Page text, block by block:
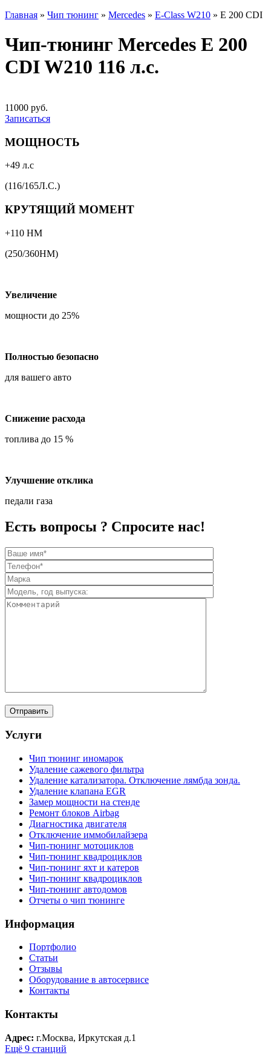
Главная » Чип тюнинг » Mercedes » E-Class W210 » E 200 CDI
Чип-тюнинг Mercedes E 200
CDI W210 116 л.с.
11000 руб.
Записаться
МОЩНОСТЬ
+49 л.с
(116/165Л.С.)
КРУТЯЩИЙ МОМЕНТ
+110 НМ
(250/360НМ)
Увеличение
мощности до 25%
Полностью безопасно
для вашего авто
Снижение расхода
топлива до 15 %
Улучшение отклика
педали газа
Есть вопросы ? Спросите нас!
Услуги
Чип тюнинг иномарок
Удаление сажевого фильтра
Удаление катализатора. Отключение лямбда зонда.
Удаление клапана EGR
Замер мощности на стенде
Ремонт блоков Airbag
Диагностика двигателя
Отключение иммобилайзера
Чип-тюнинг мотоциклов
Чип-тюнинг квадроциклов
Чип-тюнинг яхт и катеров
Чип-тюнинг квадроциклов
Чип-тюнинг автодомов
Отчеты о чип тюнинге
Информация
Портфолио
Статьи
Отзывы
Оборудование в автосервисе
Контакты
Контакты
Адрес: г.Москва, Иркутская д.1
Ещё 9 станций